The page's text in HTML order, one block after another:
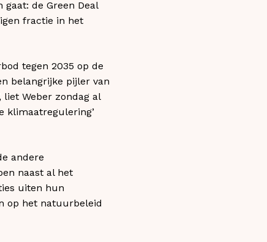
de Green Deal
fractie in het
tegen 2035 op de
belangrijke pijler van
liet Weber zondag al
klimaatregulering’
andere
naast al het
uiten hun
op het natuurbeleid